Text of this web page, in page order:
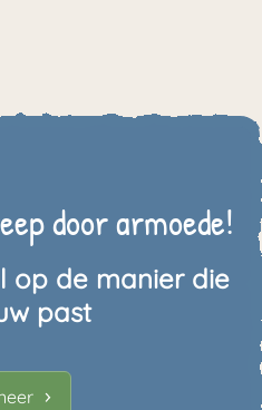
door armoede!
op de manier die
past